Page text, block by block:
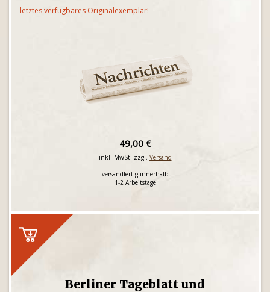
letztes verfügbares Originalexemplar!
49,00 €
inkl. MwSt. zzgl. Versand
versandfertig innerhalb
1-2 Arbeitstage
Berliner Tageblatt und